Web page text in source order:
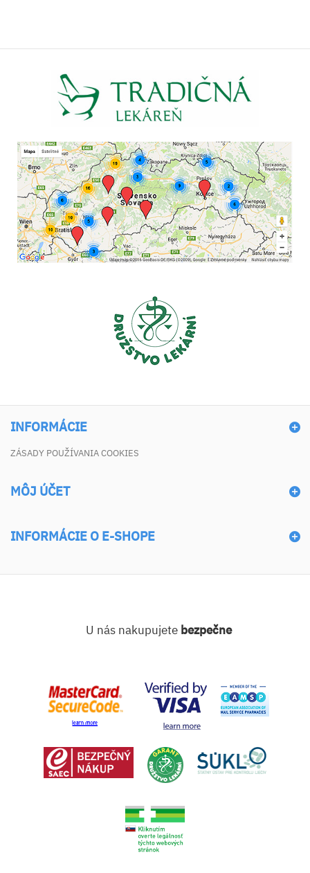
INFORMÁCIE
ZÁSADY POUŽÍVANIA COOKIES
MÔJ ÚČET
INFORMÁCIE O E-SHOPE
U nás nakupujete bezpečne